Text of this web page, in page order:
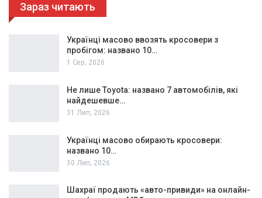
Зараз читають
Українці масово ввозять кросовери з
пробігом: названо 10…
1 Сер, 2026
Не лише Toyota: названо 7 автомобілів, які
найдешевше…
31 Лип, 2026
Українці масово обирають кросовери:
названо 10…
30 Лип, 2026
Шахраї продають «авто-привиди» на онлайн-